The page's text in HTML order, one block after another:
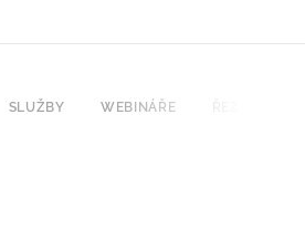
SLUŽBY WEBINÁŘE